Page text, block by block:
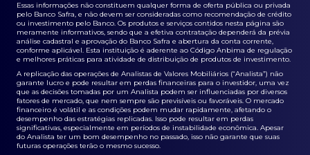
Essas informações não constituem qualquer forma de oferta pública ou privada
pelo Banco Safra, e não devem ser consideradas como recomendação de crédito
ou investimento pelo Banco. Os produtos e serviços contidos nesta página são
meramente informativos, sendo que a efetiva contratação dependerá da prévia
análise cadastral e aprovação do Banco Safra e abertura da conta corrente,
conforme aplicável. Esta instituição é aderente ao Código Anbima de regulação
e melhores práticas para atividade de distribuição de produtos de investimento.
A replicação das operações de Analistas de Valores Mobiliários (“Analista”) não
garante lucro e pode resultar em perdas financeiras para o investidor, uma vez
que as decisões tomadas por um Analista podem ser influenciadas por diversos
fatores de mercado, que nem sempre são previsíveis ou favoráveis. O mercado
financeiro é volátil e as condições podem mudar rapidamente, afetando o
desempenho das estratégias replicadas. Isso pode resultar em perdas
significativas, especialmente em períodos de instabilidade econômica. Apesar
do Analista ter um bom desempenho no passado, isso não garante que suas
futuras operações terão o mesmo sucesso.